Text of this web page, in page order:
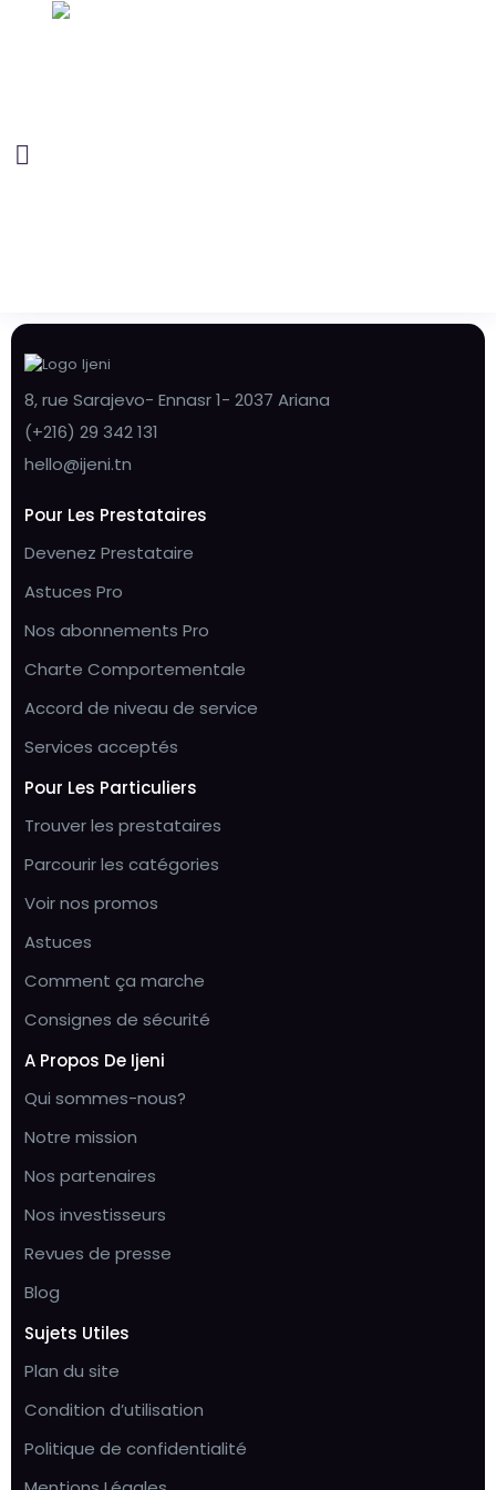
8, rue Sarajevo- Ennasr 1- 2037 Ariana
(+216) 29 342 131
hello@ijeni.tn
Pour Les Prestataires
Devenez Prestataire
Astuces Pro
Nos abonnements Pro
Charte Comportementale
Accord de niveau de service
Services acceptés
Pour Les Particuliers
Trouver les prestataires
Parcourir les catégories
Voir nos promos
Astuces
Comment ça marche
Consignes de sécurité
A Propos De Ijeni
Qui sommes-nous?
Notre mission
Nos partenaires
Nos investisseurs
Revues de presse
Blog
Sujets Utiles
Plan du site
Condition d’utilisation
Politique de confidentialité